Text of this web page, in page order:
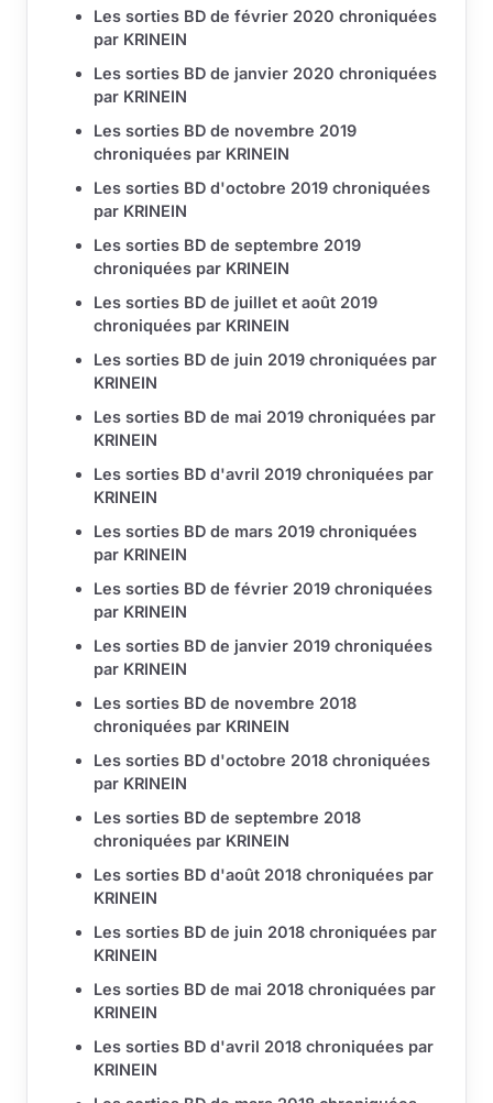
Les sorties BD de février 2020 chroniquées
par KRINEIN
Les sorties BD de janvier 2020 chroniquées
par KRINEIN
Les sorties BD de novembre 2019
chroniquées par KRINEIN
Les sorties BD d'octobre 2019 chroniquées
par KRINEIN
Les sorties BD de septembre 2019
chroniquées par KRINEIN
Les sorties BD de juillet et août 2019
chroniquées par KRINEIN
Les sorties BD de juin 2019 chroniquées par
KRINEIN
Les sorties BD de mai 2019 chroniquées par
KRINEIN
Les sorties BD d'avril 2019 chroniquées par
KRINEIN
Les sorties BD de mars 2019 chroniquées
par KRINEIN
Les sorties BD de février 2019 chroniquées
par KRINEIN
Les sorties BD de janvier 2019 chroniquées
par KRINEIN
Les sorties BD de novembre 2018
chroniquées par KRINEIN
Les sorties BD d'octobre 2018 chroniquées
par KRINEIN
Les sorties BD de septembre 2018
chroniquées par KRINEIN
Les sorties BD d'août 2018 chroniquées par
KRINEIN
Les sorties BD de juin 2018 chroniquées par
KRINEIN
Les sorties BD de mai 2018 chroniquées par
KRINEIN
Les sorties BD d'avril 2018 chroniquées par
KRINEIN